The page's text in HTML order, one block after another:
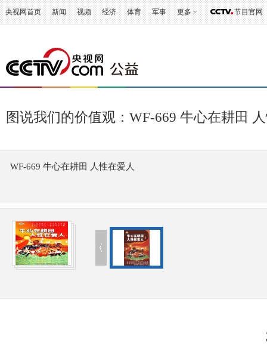
央视网首页 新闻 视频 经济 体育 军事 更多 节目官网
图说我们的价值观：WF-669 牛心在耕田
WF-669 牛心在耕田 人性在爱人